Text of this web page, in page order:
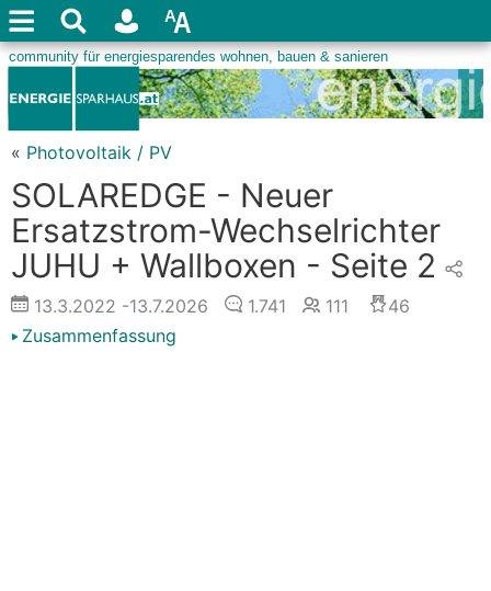
« Photovoltaik / PV
SOLAREDGE - Neuer
Ersatzstrom-Wechselrichter
JUHU + Wallboxen - Seite 2
13.3.2022 -13.7.2026 1.741 111
46
Zusammenfassung